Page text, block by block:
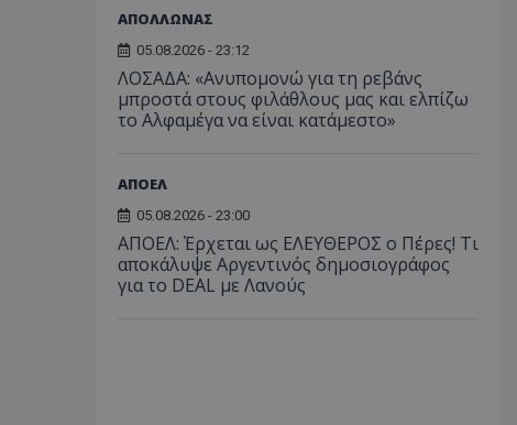
ΑΠΟΛΛΩΝΑΣ
05.08.2026 - 23:12
ΛΟΣΑΔΑ: «Ανυπομονώ για τη ρεβάνς
μπροστά στους φιλάθλους μας και ελπίζω
το Αλφαμέγα να είναι κατάμεστο»
ΑΠΟΕΛ
05.08.2026 - 23:00
ΑΠΟΕΛ: Έρχεται ως ΕΛΕΥΘΕΡΟΣ ο Πέρες! Τι
αποκάλυψε Αργεντινός δημοσιογράφος
για το DEAL με Λανούς